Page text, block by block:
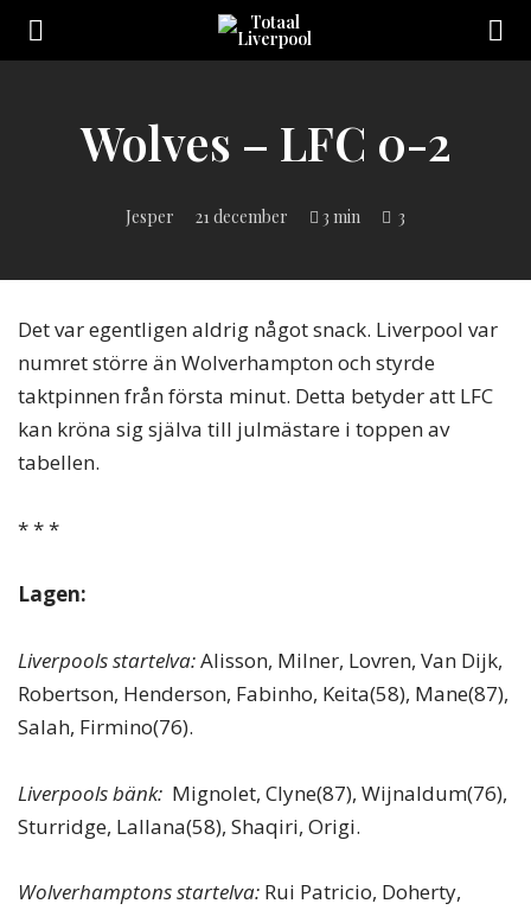
Sveriges
online
magazine!
Wolves – LFC 0-2
Jesper 21 december 3 min 3
Det var egentligen aldrig något snack. Liverpool var
numret större än Wolverhampton och styrde
taktpinnen från första minut. Detta betyder att LFC
kan kröna sig själva till julmästare i toppen av
tabellen.
* * *
Lagen:
Liverpools startelva:Alisson, Milner, Lovren, Van Dijk,
Robertson, Henderson, Fabinho, Keita(58), Mane(87),
Salah, Firmino(76).
Liverpools bänk: Mignolet, Clyne(87), Wijnaldum(76),
Sturridge, Lallana(58), Shaqiri, Origi.
Wolverhamptons startelva: Rui Patricio, Doherty,